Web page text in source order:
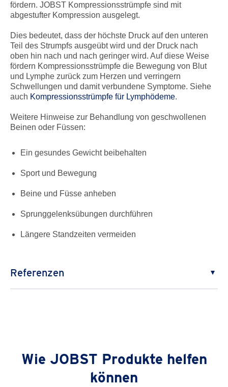
fördern. JOBST Kompressionsstrümpfe sind mit
abgestufter Kompression ausgelegt.
Dies bedeutet, dass der höchste Druck auf den unteren
Teil des Strumpfs ausgeübt wird und der Druck nach
oben hin nach und nach geringer wird. Auf diese Weise
fördern Kompressionsstrümpfe die Bewegung von Blut
und Lymphe zurück zum Herzen und verringern
Schwellungen und damit verbundene Symptome. Siehe
auch Kompressionsstrümpfe für Lymphödeme.
Weitere Hinweise zur Behandlung von geschwollenen
Beinen oder Füssen:
Ein gesundes Gewicht beibehalten
Sport und Bewegung
Beine und Füsse anheben
Sprunggelenksübungen durchführen
Längere Standzeiten vermeiden
Referenzen
Compression hosiery (2nd edn).
London: Wounds UK. Available to download from:
Wie JOBST Produkte helfen
können